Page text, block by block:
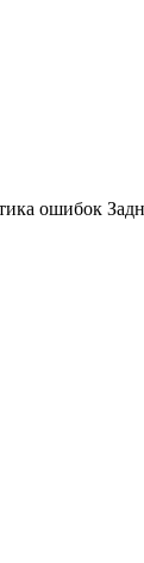
ошибок